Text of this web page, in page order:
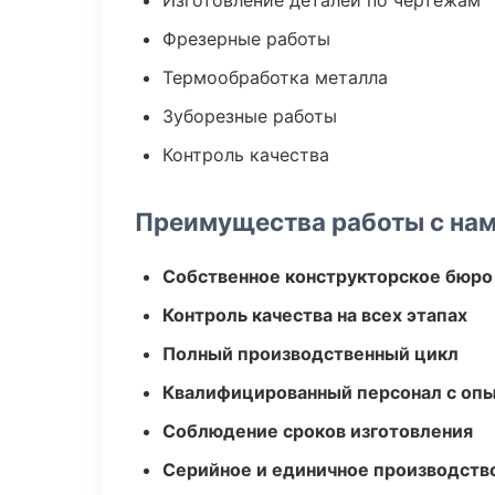
Фрезерные работы
Термообработка металла
Зуборезные работы
Контроль качества
Преимущества работы с
Собственное конструкторское бюро
Контроль качества на всех этапах
Полный производственный цикл
Квалифицированный персонал с
Соблюдение сроков изготовления
Серийное и единичное